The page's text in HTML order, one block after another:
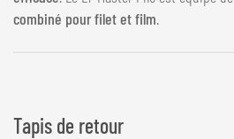
combiné pour filet et film.
Tapis de retour